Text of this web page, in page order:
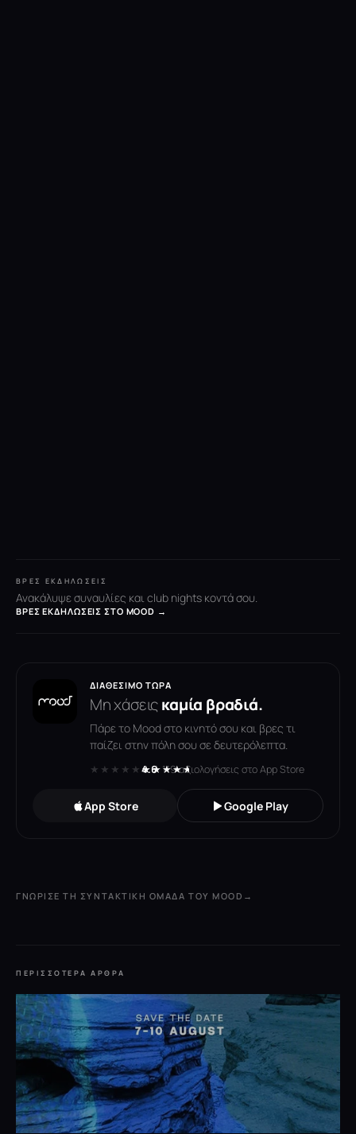
ΒΡΕΣ ΕΚΔΗΛΏΣΕΙΣ
Ανακάλυψε συναυλίες και club nights κοντά σου.
ΒΡΕΣ ΕΚΔΗΛΏΣΕΙΣ ΣΤΟ MOOD →
ΔΙΑΘΈΣΙΜΟ ΤΏΡΑ
Μη χάσειςκαμία βραδιά.
Πάρε το Mood στο κινητό σου και βρες τι
παίζει στην πόλη σου σε δευτερόλεπτα.
★★★★★★★★★★
4.6· 119 αξιολογήσεις στο App Store
App Store Google Play
ΓΝΏΡΙΣΕ ΤΗ ΣΥΝΤΑΚΤΙΚΉ ΟΜΆΔΑ ΤΟΥ MOOD →
ΠΕΡΙΣΣΌΤΕΡΑ ΆΡΘΡΑ